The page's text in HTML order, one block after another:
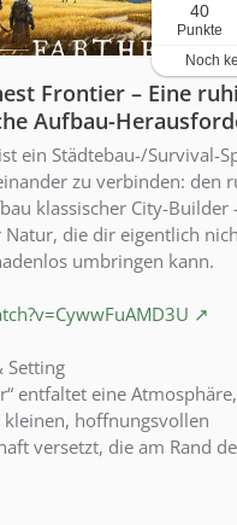
40
Punkte
Noch
Frontier – Eine
Aufbau-
ein Städtebau-/Survival-
zu verbinden: den
klassischer City-Builder
die dir eigentlich
umbringen kann.
Setting
entfaltet eine
kleinen, hoffnungsvollen
versetzt, die am Rand